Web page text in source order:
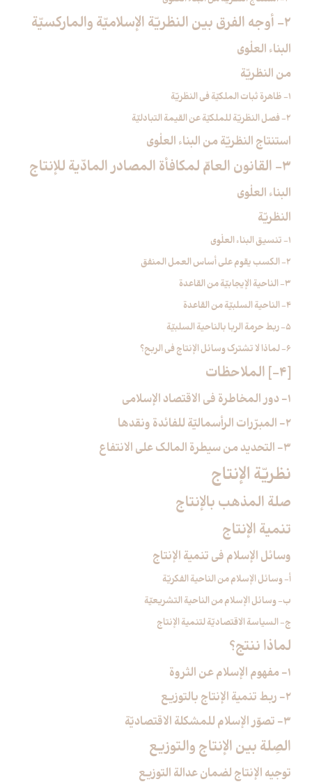
2- أوجه الفرق بين النظريّة الإسلاميّة والماركسيّة
البناء العلْوي
من النظريّة
1- ظاهرة ثبات الملكيّة في النظريّة
2- فصل النظريّة للملكيّة عن القيمة التبادليّة
استنتاج النظريّة من البناء العلْوي
3- القانون العامّ لمكافأة المصادر المادّية للإنتاج‏
البناء العلْوي
النظريّة
1- تنسيق البناء العلْوي
2- الكسب يقوم على أساس العمل المنفق
3- الناحية الإيجابيّة من القاعدة
4- الناحية السلبيّة من القاعدة
5- ربط حرمة الربا بالناحية السلبيّة
6- لماذا لا تشترك وسائل الإنتاج في الربح؟
[4-] الملاحظات‏
1- دور المخاطرة في الاقتصاد الإسلامي
2- المبرّرات الرأسماليّة للفائدة ونقدها
3- التحديد من سيطرة المالك على الانتفاع
نظريّة الإنتاج‏
صلة المذهب بالإنتاج‏
تنمية الإنتاج‏
وسائل الإسلام في تنمية الإنتاج‏
أ- وسائل الإسلام من الناحية الفكريّة
ب- وسائل الإسلام من الناحية التشريعيّة
ج- السياسة الاقتصاديّة لتنمية الإنتاج
لماذا ننتج؟
1- مفهوم الإسلام عن الثروة
2- ربط تنمية الإنتاج بالتوزيع
3- تصوّر الإسلام للمشكلة الاقتصاديّة
الصِلة بين الإنتاج والتوزيع‏
توجيه الإنتاج لضمان عدالة التوزيع